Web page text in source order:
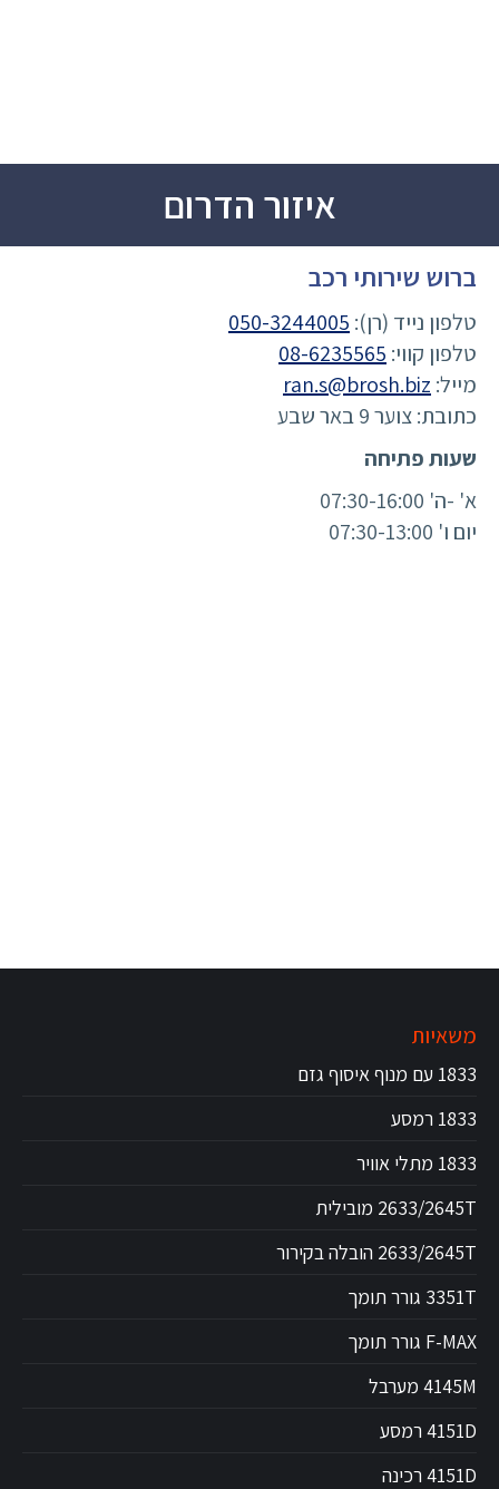
איזור הדרום
ברוש שירותי רכב
טלפון נייד (רן): 050-3244005
טלפון קווי: 08-6235565
מייל: ran.s@brosh.biz
כתובת: צוער 9 באר שבע
שעות פתיחה
א' -ה' 07:30-16:00
יום ו' 07:30-13:00
משאיות
1833 עם מנוף איסוף גזם
1833 רמסע
1833 מתלי אוויר
2633/2645T מובילית
2633/2645T הובלה בקירור
3351T גורר תומך
F-MAX גורר תומך
4145M מערבל
4151D רמסע
4151D רכינה